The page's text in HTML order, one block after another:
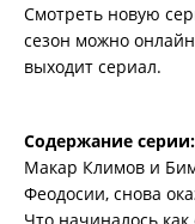
Смотреть новую
сезон можно
выходит сериал.
Содержание серии:
Макар Климов и
Феодосии, снова